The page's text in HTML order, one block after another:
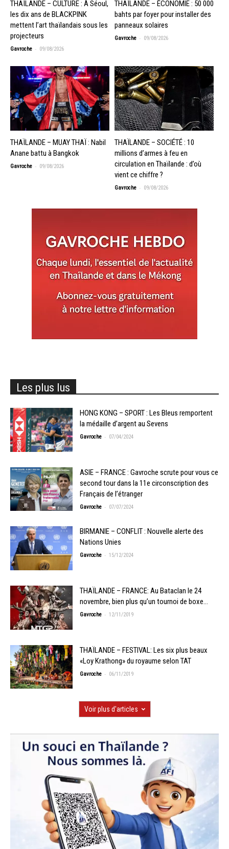
THAÏLANDE – CULTURE : À Séoul,
les dix ans de BLACKPINK
mettent l’art thaïlandais sous les
projecteurs
Gavroche - 09/08/2026
THAÏLANDE – ÉCONOMIE : 50 000
bahts par foyer pour installer des
panneaux solaires
Gavroche - 09/08/2026
THAÏLANDE – MUAY THAÏ : Nabil
Anane battu à Bangkok
Gavroche - 09/08/2026
THAÏLANDE – SOCIÉTÉ : 10
millions d’armes à feu en
circulation en Thaïlande : d’où
vient ce chiffre ?
Gavroche - 09/08/2026
Les plus lus
HONG KONG – SPORT : Les Bleus remportent
la médaille d’argent au Sevens
Gavroche - 07/04/2024
ASIE – FRANCE : Gavroche scrute pour vous ce
second tour dans la 11e circonscription des
Français de l’étranger
Gavroche - 07/07/2024
BIRMANIE – CONFLIT : Nouvelle alerte des
Nations Unies
Gavroche - 15/12/2024
THAÏLANDE – FRANCE: Au Bataclan le 24
novembre, bien plus qu’un tournoi de boxe…
Gavroche - 12/11/2019
THAÏLANDE – FESTIVAL: Les six plus beaux
«Loy Krathong» du royaume selon TAT
Gavroche - 06/11/2019
Voir plus d'articles